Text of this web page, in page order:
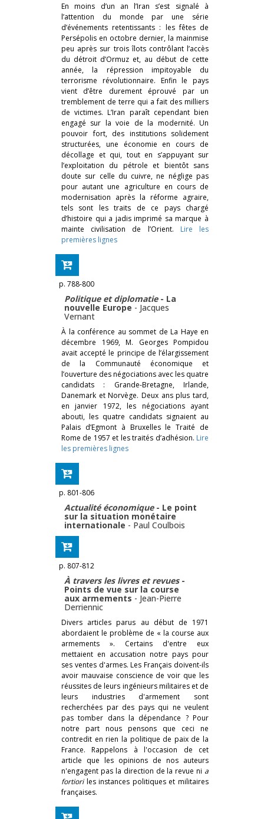
En moins d’un an l’Iran s’est signalé à
l’attention du monde par une série
d’événements retentissants : les fêtes de
Persépolis en octobre dernier, la mainmise
peu après sur trois îlots contrôlant l’accès
du détroit d’Ormuz et, au début de cette
année, la répression impitoyable du
terrorisme révolutionnaire. Enfin le pays
vient d’être durement éprouvé par un
tremblement de terre qui a fait des milliers
de victimes. L’Iran paraît cependant bien
engagé sur la voie de la modernité. Un
pouvoir fort, des institutions solidement
structurées, une économie en cours de
décollage et qui, tout en s’appuyant sur
l’exploitation du pétrole et bientôt sans
doute sur celle du cuivre, ne néglige pas
pour autant une agriculture en cours de
modernisation après la réforme agraire,
tels sont les traits de ce pays chargé
d’histoire qui a jadis imprimé sa marque à
mainte civilisation de l’Orient. Lire les
premières lignes
p. 788-800
Politique et diplomatie- La
nouvelle Europe - Jacques
Vernant
À la conférence au sommet de La Haye en
décembre 1969, M. Georges Pompidou
avait accepté le principe de l’élargissement
de la Communauté économique et
l’ouverture des négociations avec les quatre
candidats : Grande-Bretagne, Irlande,
Danemark et Norvège. Deux ans plus tard,
en janvier 1972, les négociations ayant
abouti, les quatre candidats signaient au
Palais d’Egmont à Bruxelles le Traité de
Rome de 1957 et les traités d’adhésion. Lire
les premières lignes
p. 801-806
Actualité économique - Le point
sur la situation monétaire
internationale - Paul Coulbois
p. 807-812
À travers les livres et revues-
Points de vue sur la course
aux armements - Jean-Pierre
Derriennic
Divers articles parus au début de 1971
abordaient le problème de « la course aux
armements ». Certains d'entre eux
mettaient en accusation notre pays pour
ses ventes d'armes. Les Français doivent-ils
avoir mauvaise conscience de voir que les
réussites de leurs ingénieurs militaires et de
leurs industries d'armement sont
recherchées par des pays qui ne veulent
pas tomber dans la dépendance ? Pour
notre part nous pensons que ceci ne
contredit en rien la politique de paix de la
France. Rappelons à l'occasion de cet
article que les opinions de nos auteurs
n'engagent pas la direction de la revue ni a
fortioriles instances politiques et militaires
françaises.